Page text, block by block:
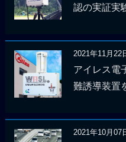
認の実証実
2021年11月22
アイレス電
難誘導装置
2021年10月07